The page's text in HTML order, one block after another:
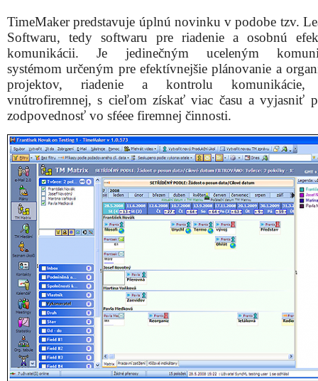
TimeMaker predstavuje úplnú novinku v podobe tzv.
Softwaru, tedy softwaru pre riadenie a osobnú
komunikácii. Je jedinečným uceleným
systémom určeným pre efektívnejšie plánovanie a
projektov, riadenie a kontrolu komunikácie,
vnútrofiremnej, s cieľom získať viac času a vyjasniť
zodpovednosť vo sféee firemnej činnosti.